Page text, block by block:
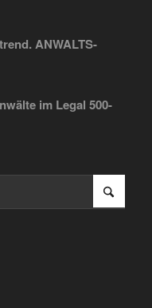
ANWALTS-
im Legal 500-